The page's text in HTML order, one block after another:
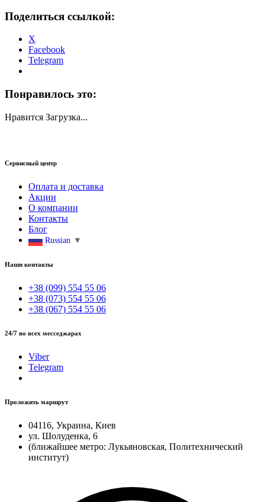
Поделиться ссылкой:
X
Facebook
Telegram
Понравилось это:
Нравится Загрузка...
Сервисный центр
Оплата и доставка
Акции
О компании
Контакты
Блог
Russian ▼
Наши контакты
+38 (099) 554 55 06
+38 (073) 554 55 06
+38 (067) 554 55 06
24/7 во всех месседжарах
Viber
Telegram
Проложить маршрут
04116, Украина, Киев
ул. Шолуденка, 6
(ближайшее метро: Лукьяновская, Политехнический
институт)